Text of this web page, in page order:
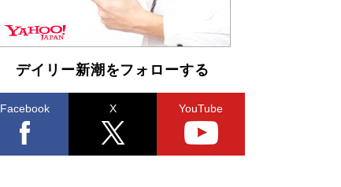
デイリー新潮をフォローする
Facebook X YouTube